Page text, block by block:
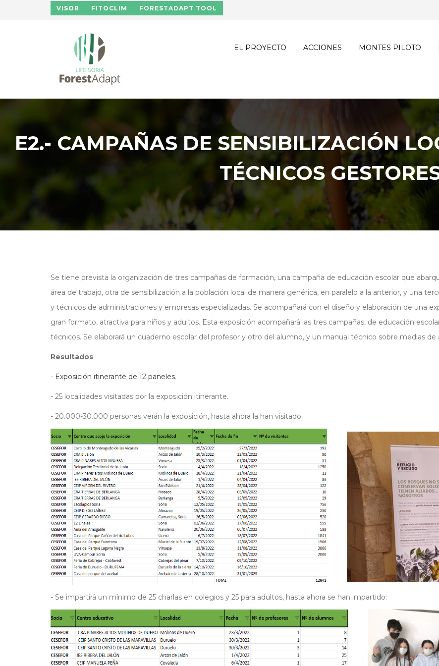
Pasar al contenido principal
VISOR FITOCLIM FORESTADAPT TOOL
EL PROYECTO ACCIONES MONTES PILOTO
E2.- CAMPAÑAS DE SENSIBILIZACIÓN
TÉCNICOS
Se tiene prevista la organización de tres campañas de formación, una campaña de educación escolar que
área de trabajo, otra de sensibilización a la población local de manera genérica, en paralelo a la anterior, y una
y técnicos de administraciones y empresas especializadas. Se acompañará con el diseño y elaboración de una
gran formato, atractiva para niños y adultos. Esta exposición acompañará las tres campañas, de educación
técnicos. Se elaborará un cuaderno escolar del profesor y otro del alumno, y un manual técnico sobre medias
Resultados
- Exposición itinerante de 12 paneles.
- 25 localidades visitadas por la exposición itinerante.
- 20.000-30.000 personas verán la exposición, hasta ahora la han visitado:
- Se impartirá un mínimo de 25 charlas en colegios y 25 para adultos, hasta ahora se han impartido: